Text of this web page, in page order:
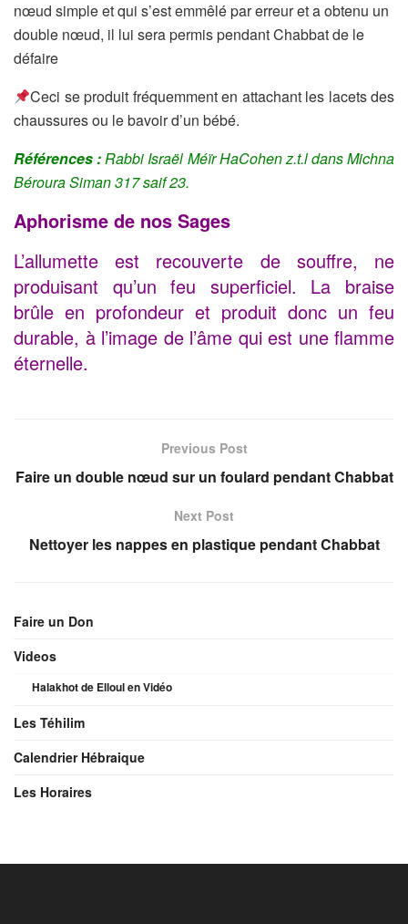
nœud simple et qui s’est emmêlé par erreur et a obtenu un
double nœud, il lui sera permis pendant Chabbat de le
défaire
Ceci se produit fréquemment en attachant les lacets des
chaussures ou le bavoir d’un bébé.
Références :Rabbi Israël Méïr HaCohen z.t.l dans Michna
Béroura Siman 317 saif 23.
Aphorisme de nos Sages
L’allumette est recouverte de souffre, ne
produisant qu’un feu superficiel. La braise
brûle en profondeur et produit donc un feu
durable, à l’image de l’âme qui est une flamme
éternelle.
Previous Post
Faire un double nœud sur un foulard pendant Chabbat
Next Post
Nettoyer les nappes en plastique pendant Chabbat
Faire un Don
Videos
Halakhot de Elloul en Vidéo
Les Téhilim
Calendrier Hébraique
Les Horaires